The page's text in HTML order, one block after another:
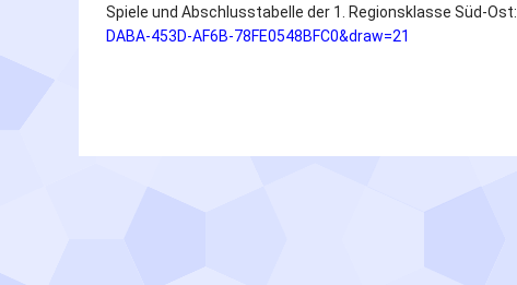
Spiele und Abschlusstabelle der 1. Regionsklasse Süd-Ost:
DABA-453D-AF6B-78FE0548BFC0&draw=21